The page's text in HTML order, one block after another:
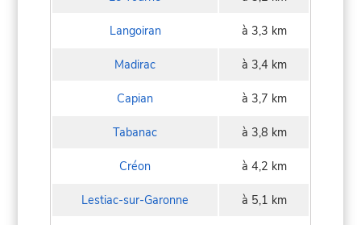
Langoiran à 3,3 km
Madirac à 3,4 km
Capian à 3,7 km
Tabanac à 3,8 km
Créon à 4,2 km
Lestiac-sur-Garonne à 5,1 km